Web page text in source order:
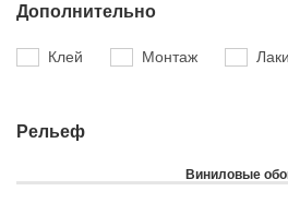
Дополнительно
Клей Монтаж
Рельеф
Виниловые